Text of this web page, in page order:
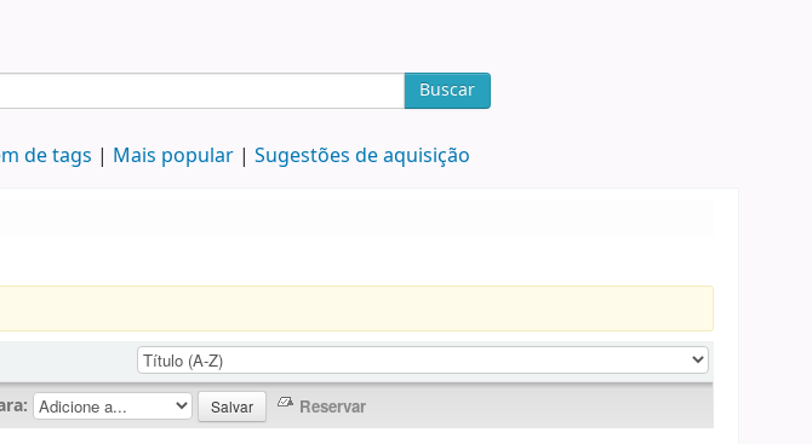
Buscar
de tags Mais popular Sugestões de aquisição